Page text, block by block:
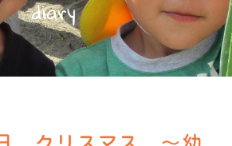
diary